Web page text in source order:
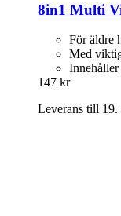
8in1 Multi
För äldre
Med
147 kr
Leverans till 19.